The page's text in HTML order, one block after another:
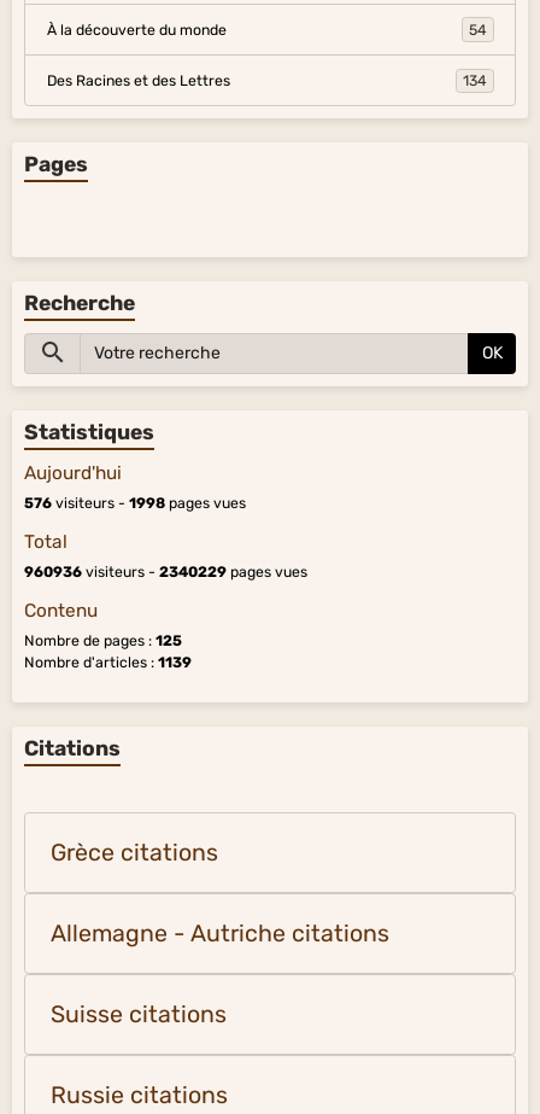
À la découverte du monde 54
Des Racines et des Lettres 134
Pages
Recherche
OK
Statistiques
Aujourd'hui
576 visiteurs - 1998 pages vues
Total
960936 visiteurs - 2340229 pages vues
Contenu
Nombre de pages : 125
Nombre d'articles : 1139
Citations
Grèce citations
Allemagne - Autriche citations
Suisse citations
Russie citations